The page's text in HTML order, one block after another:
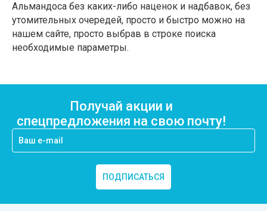
Альмандоса без каких-либо наценок и надбавок, без
утомительных очередей, просто и быстро можно на
нашем сайте, просто выбрав в строке поиска
необходимые параметры.
Получай акции и
спецпредложения на свою почту!
ПОДПИСАТЬСЯ